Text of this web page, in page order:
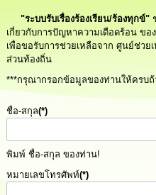
งาน
การ
ให้
บริการ
แผนการ
จ่าย
งบ
ประมาณ
ประจำ
"ระบบรับเรื่องร้องเรียน/ร้องทุกข์"
เกี่ยวกับการปัญหาความเดือดร้อน ข
เพื่อขอรับการช่วยเหลือจาก ศูนย์ช่วย
ส่วนท้องถิ่น
***กรุณากรอกข้อมูลของท่านให้ครบ
ชื่อ-สกุล(*)
พิมพ์ ชื่อ-สกุล ของท่าน!
หมายเลขโทรศัพท์(*)